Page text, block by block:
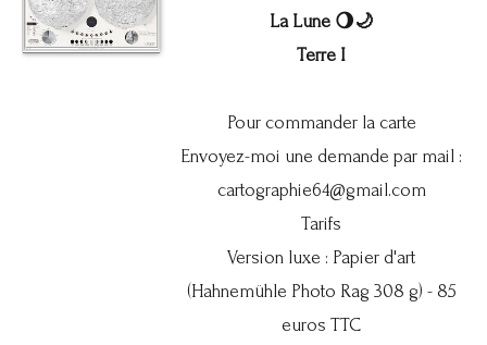
La Lune 🌖🌙
Terre I
Pour commander la carte
Envoyez-moi une demande par mail :
cartographie64@gmail.com
Tarifs
Version luxe : Papier d'art
(Hahnemühle Photo Rag 308 g) - 85
euros TTC